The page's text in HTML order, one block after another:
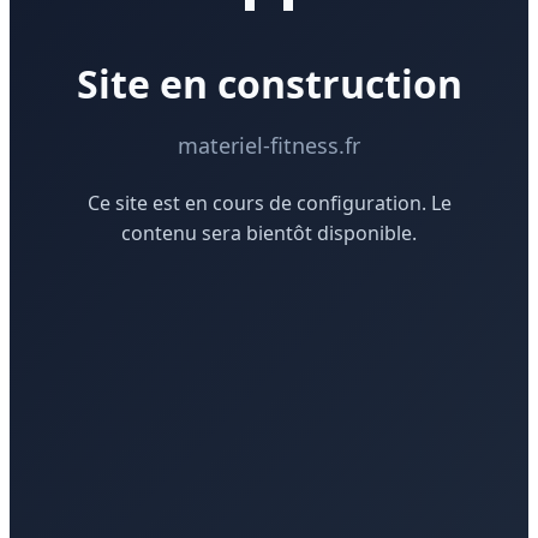
Site en construction
materiel-fitness.fr
Ce site est en cours de configuration. Le
contenu sera bientôt disponible.